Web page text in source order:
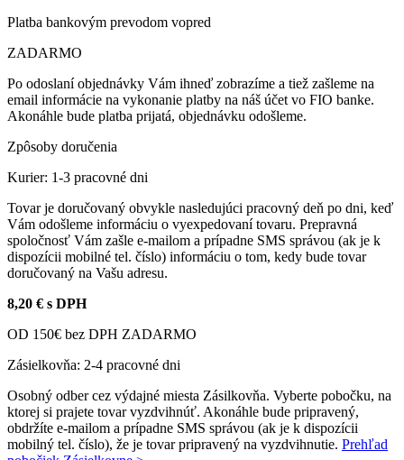
Platba bankovým prevodom vopred
ZADARMO
Po odoslaní objednávky Vám ihneď zobrazíme a tiež zašleme na
email informácie na vykonanie platby na náš účet vo FIO banke.
Akonáhle bude platba prijatá, objednávku odošleme.
Zpôsoby doručenia
Kurier: 1-3 pracovné dni
Tovar je doručovaný obvykle nasledujúci pracovný deň po dni, keď
Vám odošleme informáciu o vyexpedovaní tovaru. Prepravná
spoločnosť Vám zašle e-mailom a prípadne SMS správou (ak je k
dispozícii mobilné tel. číslo) informáciu o tom, kedy bude tovar
doručovaný na Vašu adresu.
8,20 € s DPH
OD 150€ bez DPH ZADARMO
Zásielkovňa: 2-4 pracovné dni
Osobný odber cez výdajné miesta Zásilkovňa. Vyberte pobočku, na
ktorej si prajete tovar vyzdvihnúť. Akonáhle bude pripravený,
obdržíte e-mailom a prípadne SMS správou (ak je k dispozícii
mobilný tel. číslo), že je tovar pripravený na vyzdvihnutie. Prehľad